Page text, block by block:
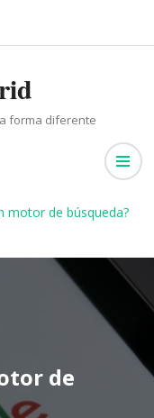
forma diferente
motor de búsqueda?
de